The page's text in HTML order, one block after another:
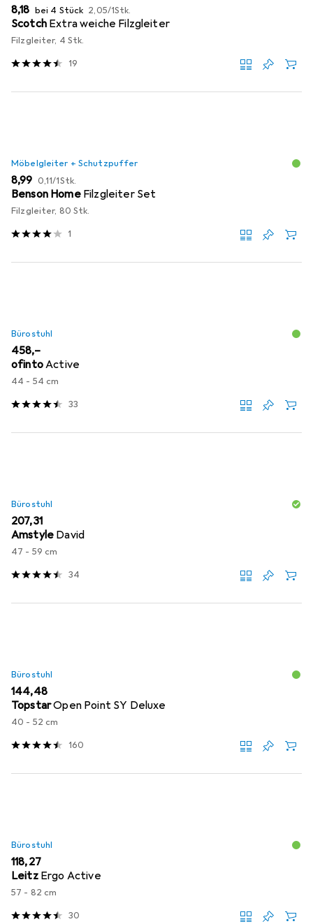
EUR
8,18 bei 4 Stück EUR
2,05/1Stk.
Scotch Extra weiche Filzgleiter
Filzgleiter, 4 Stk.
19
Möbelgleiter + Schutzpuffer
EUR
8,99 EUR
0,11/1Stk.
Benson Home Filzgleiter Set
Filzgleiter, 80 Stk.
1
Bürostuhl
EUR
458,–
ofintoActive
44 - 54 cm
33
Bürostuhl
EUR
207,31
Amstyle David
47 - 59 cm
34
Bürostuhl
EUR
144,48
TopstarOpen Point SY Deluxe
40 - 52 cm
160
Bürostuhl
EUR
118,27
Leitz Ergo Active
57 - 82 cm
30